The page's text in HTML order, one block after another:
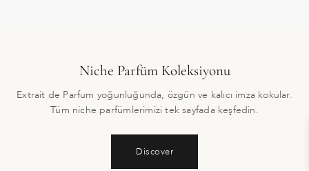
Niche Parfüm Koleksiyonu
Extrait de Parfum yoğunluğunda, özgün ve kalıcı imza kokular.
Tüm niche parfümlerimizi tek sayfada keşfedin.
Discover